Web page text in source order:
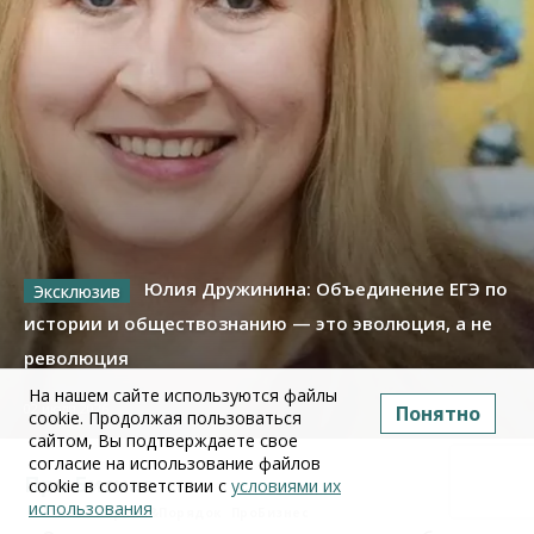
Юлия Дружинина: Объединение ЕГЭ по
истории и обществознанию — это эволюция, а не
революция
02 июля 2026
Про Бизнес
Бизнес Право&Порядок
На нашем сайте используются файлы
cookie. Продолжая пользоваться
сайтом, Вы подтверждаете свое
согласие на использование файлов
cookie в соответствии с условиями их
использования
Понятно